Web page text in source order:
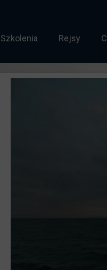
Szkolenia
Sternik motorowodny
Rejsy
Norwegia